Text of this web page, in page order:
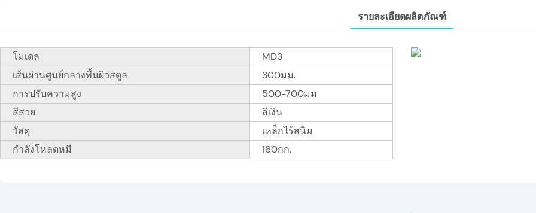
รายละเอียดผลิตภัณฑ์
โมเดล
MD3
เส้นผ่านศูนย์กลางพื้นผิวสตูล
300มม.
การปรับความสูง
500-700มม
สีสวย
สีเงิน
วัสดุ
เหล็กไร้สนิม
กำลังโหลดหมี
160กก.